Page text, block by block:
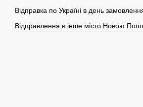
Відправка по Україні в день
Відправлення в інше місто Новою